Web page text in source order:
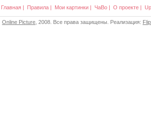
Главная | Правила | Мои картинки | ЧаВо | О проекте |
Online Picture , 2008. Все права защищены. Реализация: